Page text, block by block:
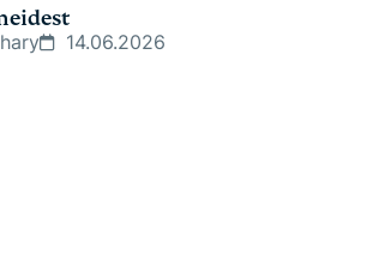
14.06.2026